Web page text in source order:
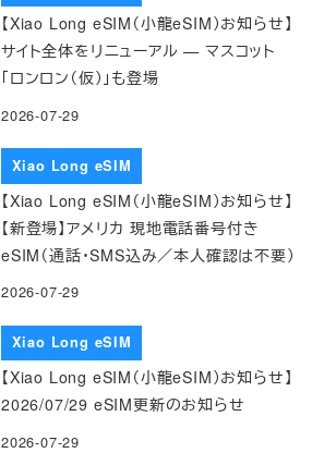
【Xiao Long eSIM（小龍eSIM）お知らせ】
サイト全体をリニューアル — マスコット
「ロンロン（仮）」も登場
2026-07-29
Xiao Long eSIM
【Xiao Long eSIM（小龍eSIM）お知らせ】
【新登場】アメリカ 現地電話番号付き
eSIM（通話・SMS込み／本人確認は不要）
2026-07-29
Xiao Long eSIM
【Xiao Long eSIM（小龍eSIM）お知らせ】
2026/07/29 eSIM更新のお知らせ
2026-07-29